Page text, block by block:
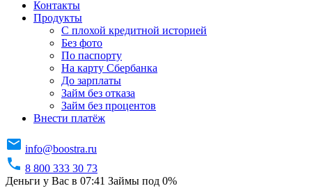
Контакты
Продукты
C плохой кредитной историей
Без фото
По паспорту
На карту Сбербанка
До зарплаты
Займ без отказа
Займ без процентов
Внести платёж
info@boostra.ru
8 800 333 30 73
Деньги у Вас в 07:41 Займы под 0%